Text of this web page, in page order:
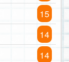
15
14
14